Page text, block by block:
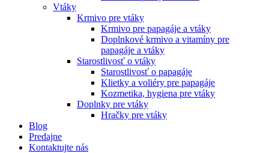
Vtáky
Krmivo pre vtáky
Krmivo pre papagáje a vtáky
Doplnkové krmivo a vitamíny pre
papagáje a vtáky
Starostlivosť o vtáky
Starostlivosť o papagáje
Klietky a voliéry pre papagáje
Kozmetika, hygiena pre vtáky
Doplnky pre vtáky
Hračky pre vtáky
Blog
Predajne
Kontaktujte nás